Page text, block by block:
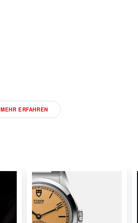
MEHR ERFAHREN